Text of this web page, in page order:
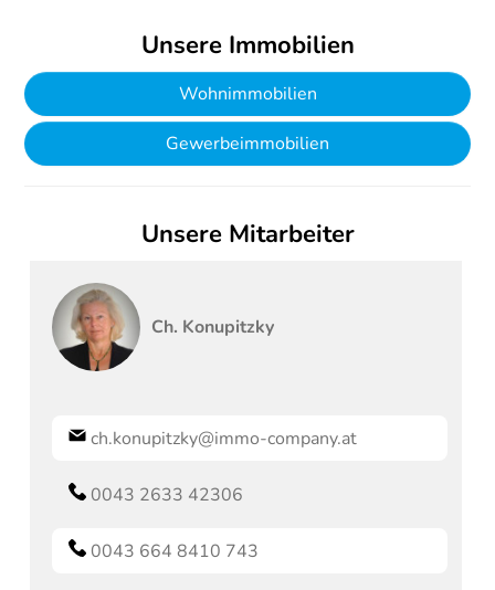
Unsere Immobilien
Wohnimmobilien
Gewerbeimmobilien
Unsere Mitarbeiter
Ch. Konupitzky
ch.konupitzky@immo-company.at
0043 2633 42306
0043 664 8410 743